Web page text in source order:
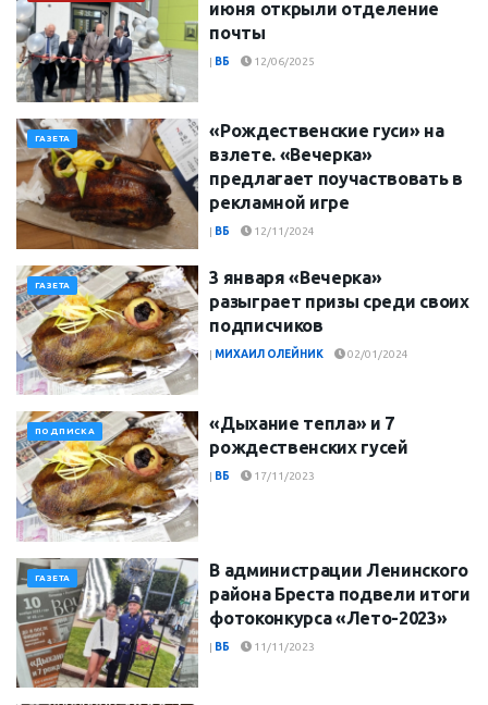
июня открыли отделение
почты
| ВБ 12/06/2025
ГАЗЕТА
«Рождественские гуси» на
взлете. «Вечерка»
предлагает поучаствовать в
рекламной игре
| ВБ 12/11/2024
ГАЗЕТА
3 января «Вечерка»
разыграет призы среди своих
подписчиков
| МИХАИЛ ОЛЕЙНИК 02/01/2024
ПОДПИСКА
«Дыхание тепла» и 7
рождественских гусей
| ВБ 17/11/2023
ГАЗЕТА
В администрации Ленинского
района Бреста подвели итоги
фотоконкурса «Лето-2023»
| ВБ 11/11/2023